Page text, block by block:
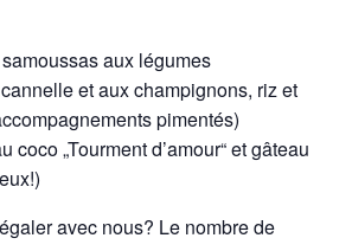
aux légumes
et aux champignons, riz et
pimentés)
coco „Tourment d’amour“ et gâteau
avec nous? Le nombre de